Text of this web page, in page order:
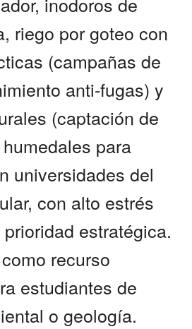
riego por goteo con
(campañas de
anti-fugas) y
(captación de
para
universidades del
con alto estrés
estratégica.
recurso
estudiantes de
o geología.